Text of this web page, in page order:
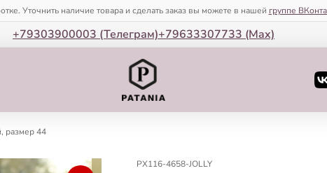
Уточнить наличие товара и сделать заказ вы можете в нашей группе
+79303900003 (Телеграм)+79633307733 (Мax)
размер 44
PX116-4658-JOLLY